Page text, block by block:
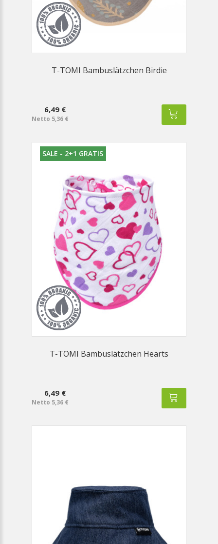
T-TOMI Bambuslätzchen Birdie
6,49 €
Netto 5,36 €
SALE - 2+1 GRATIS
T-TOMI Bambuslätzchen Hearts
6,49 €
Netto 5,36 €